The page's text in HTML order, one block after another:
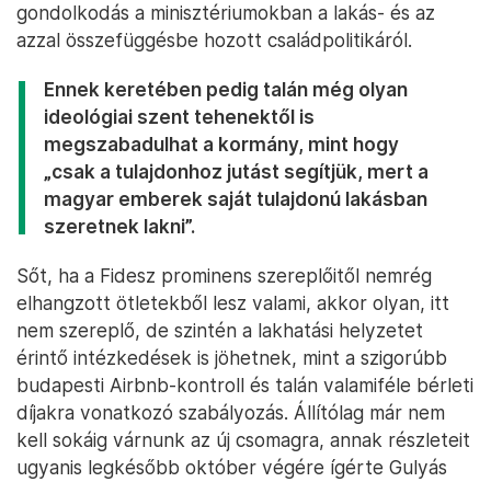
gondolkodás a minisztériumokban a lakás- és az
azzal összefüggésbe hozott családpolitikáról.
Ennek keretében pedig talán még olyan
ideológiai szent tehenektől is
megszabadulhat a kormány, mint hogy
„csak a tulajdonhoz jutást segítjük, mert a
magyar emberek saját tulajdonú lakásban
szeretnek lakni”.
Sőt, ha a Fidesz prominens szereplőitől nemrég
elhangzott ötletekből lesz valami, akkor olyan, itt
nem szereplő, de szintén a lakhatási helyzetet
érintő intézkedések is jöhetnek, mint a szigorúbb
budapesti Airbnb-kontroll és talán valamiféle bérleti
díjakra vonatkozó szabályozás. Állítólag már nem
kell sokáig várnunk az új csomagra, annak részleteit
ugyanis legkésőbb október végére ígérte Gulyás